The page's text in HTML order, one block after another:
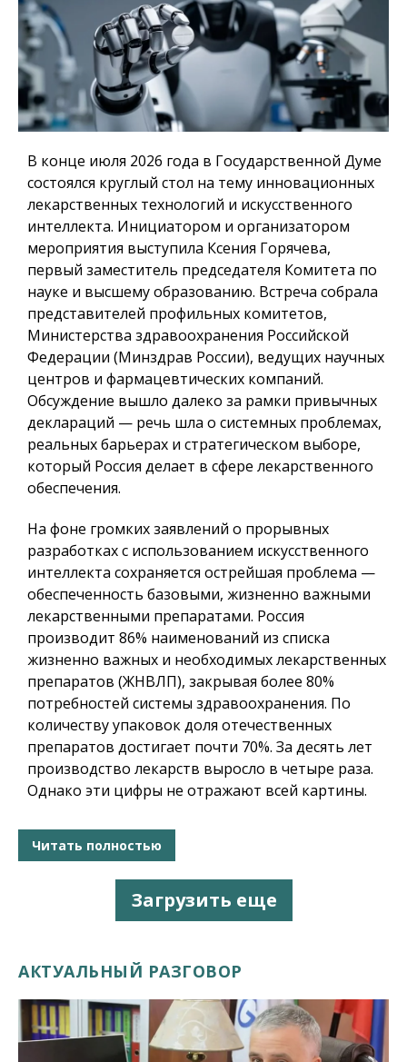
В конце июля 2026 года в Государственной Думе
состоялся круглый стол на тему инновационных
лекарственных технологий и искусственного
интеллекта. Инициатором и организатором
мероприятия выступила Ксения Горячева,
первый заместитель председателя Комитета по
науке и высшему образованию. Встреча собрала
представителей профильных комитетов,
Министерства здравоохранения Российской
Федерации (Минздрав России), ведущих научных
центров и фармацевтических компаний.
Обсуждение вышло далеко за рамки привычных
деклараций — речь шла о системных проблемах,
реальных барьерах и стратегическом выборе,
который Россия делает в сфере лекарственного
обеспечения.
На фоне громких заявлений о прорывных
разработках с использованием искусственного
интеллекта сохраняется острейшая проблема —
обеспеченность базовыми, жизненно важными
лекарственными препаратами. Россия
производит 86% наименований из списка
жизненно важных и необходимых лекарственных
препаратов (ЖНВЛП), закрывая более 80%
потребностей системы здравоохранения. По
количеству упаковок доля отечественных
препаратов достигает почти 70%. За десять лет
производство лекарств выросло в четыре раза.
Однако эти цифры не отражают всей картины.
Читать полностью
Загрузить еще
АКТУАЛЬНЫЙ РАЗГОВОР